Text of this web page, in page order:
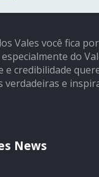
Vales você fica
do
e credibilidade
verdadeiras e
News